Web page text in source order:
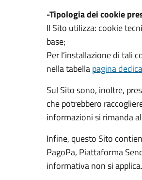
-Tipologia dei cookie
Il Sito utilizza: cookie
base;
Per l’installazione di tali
nella tabellapagina
Sul Sito sono, inoltre,
che potrebbero
informazioni si rimanda
Infine, questo Sito
PagoPa, Piattaforma
informativa non si applica.